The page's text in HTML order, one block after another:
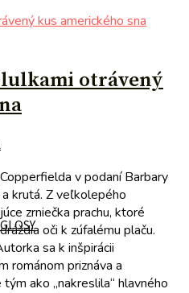
otrávený
v podaní Barbary
krutá. Z veľkolepého
zrniečka prachu, ktoré
oči k zúfalému plaču.
sa k inšpirácii
románom priznáva a
ako „nakreslila“ hlavného